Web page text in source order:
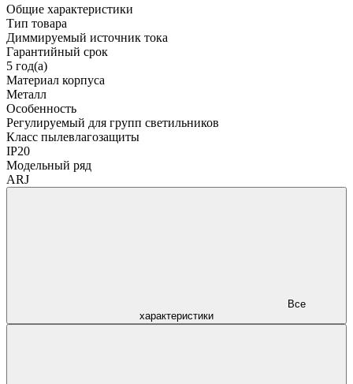
Общие характеристики
Тип товара
Диммируемый источник тока
Гарантийный срок
5 год(а)
Материал корпуса
Металл
Особенность
Регулируемый для групп светильников
Класс пылевлагозащиты
IP20
Модельный ряд
ARJ
характеристики